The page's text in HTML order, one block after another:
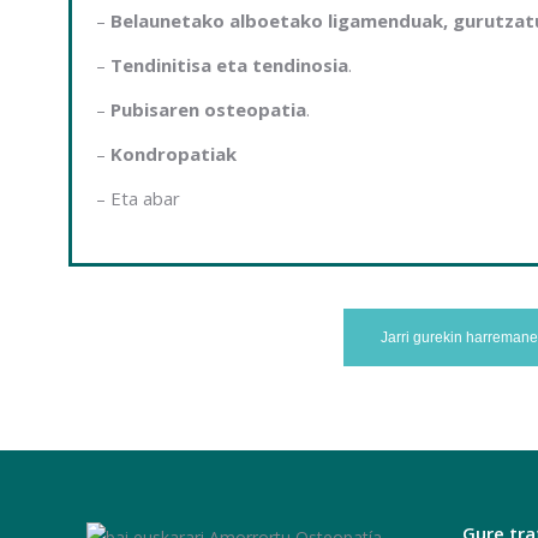
– Belaunetako alboetako ligamenduak,
– Tendinitisa eta tendinosia.
– Pubisaren osteopatia.
– Kondropatiak
– Eta abar
Jarri gurekin
Gure